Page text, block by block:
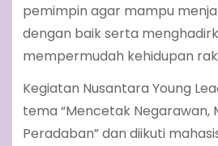
pemimpin agar mampu
dengan baik serta
mempermudah kehidupan
Kegiatan Nusantara Young
tema “Mencetak Negarawan,
Peradaban” dan diikuti